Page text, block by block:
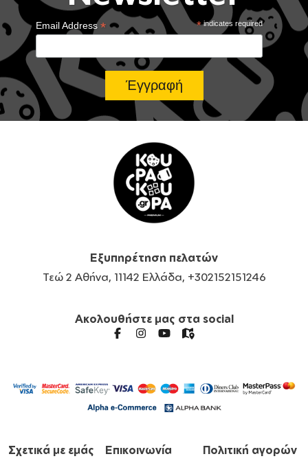
*indicates required
Email Address*
Εξυπηρέτηση πελατών
Τεώ 2 Αθήνα, 11142 Ελλάδα, +302152151246
Ακολουθήστε μας στα social
Σχετικά με εμάς Επικοινωνία Πολιτική αγορών